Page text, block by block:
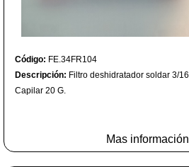
Código: FE.34FR104
Descripción: Filtro deshidratador soldar 3/16
Capilar 20 G.
Mas información